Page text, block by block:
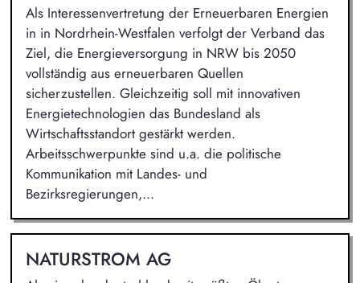
Als Interessenvertretung der Erneuerbaren Energien
in in Nordrhein-Westfalen verfolgt der Verband das
Ziel, die Energieversorgung in NRW bis 2050
vollständig aus erneuerbaren Quellen
sicherzustellen. Gleichzeitig soll mit innovativen
Energietechnologien das Bundesland als
Wirtschaftsstandort gestärkt werden.
Arbeitsschwerpunkte sind u.a. die politische
Kommunikation mit Landes- und
Bezirksregierungen,...
NATURSTROM AG